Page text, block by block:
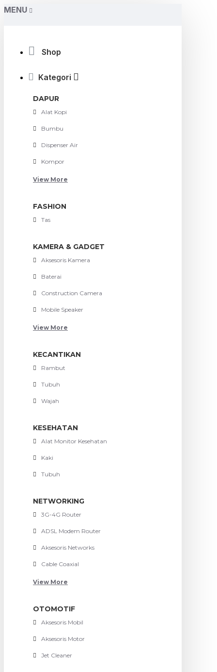
MENU
Shop
Kategori
DAPUR
Alat Kopi
Bumbu
Dispenser Air
Kompor
View More
FASHION
Tas
KAMERA & GADGET
Aksesoris Kamera
Baterai
Construction Camera
Mobile Speaker
View More
KECANTIKAN
Rambut
Tubuh
Wajah
KESEHATAN
Alat Monitor Kesehatan
Kaki
Tubuh
NETWORKING
3G-4G Router
ADSL Modem Router
Aksesoris Networks
Cable Coaxial
View More
OTOMOTIF
Aksesoris Mobil
Aksesoris Motor
Jet Cleaner